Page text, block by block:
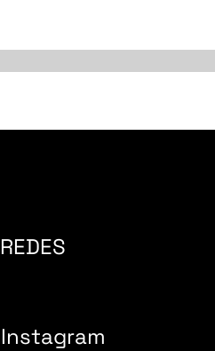
REDES
Instagram